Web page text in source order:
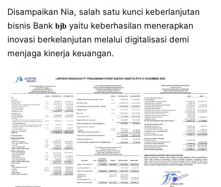
Disampaikan Nia, salah satu kunci keberlanjutan
bisnis Bank bjb yaitu keberhasilan menerapkan
inovasi berkelanjutan melalui digitalisasi demi
menjaga kinerja keuangan.